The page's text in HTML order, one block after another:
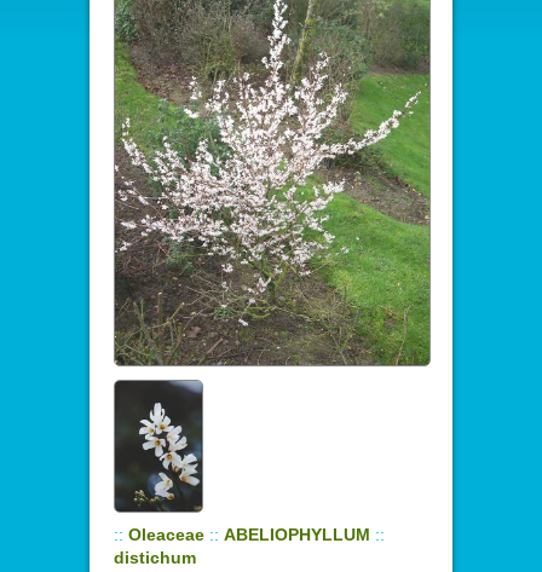
:: Oleaceae :: ABELIOPHYLLUM ::
distichum